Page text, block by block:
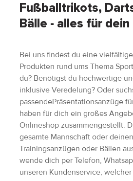
Fußballtrikots,
Bälle - alles für dein
Bei uns findest du eine
Produkten rund ums Thema
du? Benötigst du hochwertige
inklusive Veredelung? Oder
passendePräsentationsanzüge
haben für dich ein großes
Onlineshop zusammengestellt.
gesamte Mannschaft oder
Trainingsanzügen oder Bällen
wende dich per Telefon,
unseren Kundenservice,